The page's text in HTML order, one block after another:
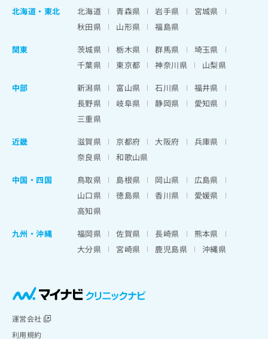
北海道 ・ 東北 北海道 青森県 岩手県
宮城県
秋田県
山形県
福島県
関東
茨城県 栃木県 群馬県
埼玉県
千葉県
東京都 神奈川県
山梨県
中部
新潟県 富山県 石川県
福井県
長野県
岐阜県 静岡県
愛知県
三重県
近畿
滋賀県 京都府 大阪府
兵庫県
奈良県
和歌山県
中国・四国
鳥取県 島根県 岡山県
広島県
山口県
徳島県 香川県
愛媛県
高知県
九州・沖縄
福岡県 佐賀県 長崎県
熊本県
大分県
宮崎県 鹿児島県 沖縄県
運営会社
利用規約